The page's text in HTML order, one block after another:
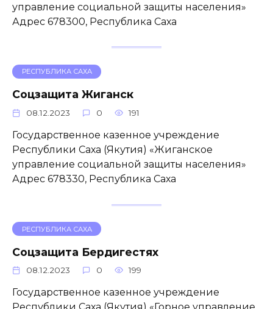
управление социальной защиты населения»
Адрес 678300, Республика Саха
РЕСПУБЛИКА САХА
Соцзащита Жиганск
08.12.2023 0 191
Государственное казенное учреждение
Республики Саха (Якутия) «Жиганское
управление социальной защиты населения»
Адрес 678330, Республика Саха
РЕСПУБЛИКА САХА
Соцзащита Бердигестях
08.12.2023 0 199
Государственное казенное учреждение